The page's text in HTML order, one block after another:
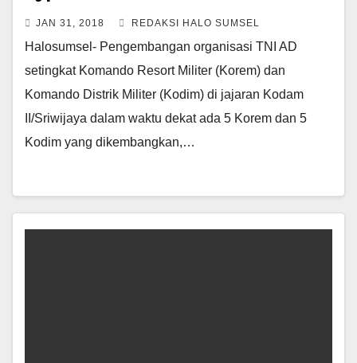
JAN 31, 2018 REDAKSI HALO SUMSEL
Halosumsel- Pengembangan organisasi TNI AD
setingkat Komando Resort Militer (Korem) dan
Komando Distrik Militer (Kodim) di jajaran Kodam
II/Sriwijaya dalam waktu dekat ada 5 Korem dan 5
Kodim yang dikembangkan,…